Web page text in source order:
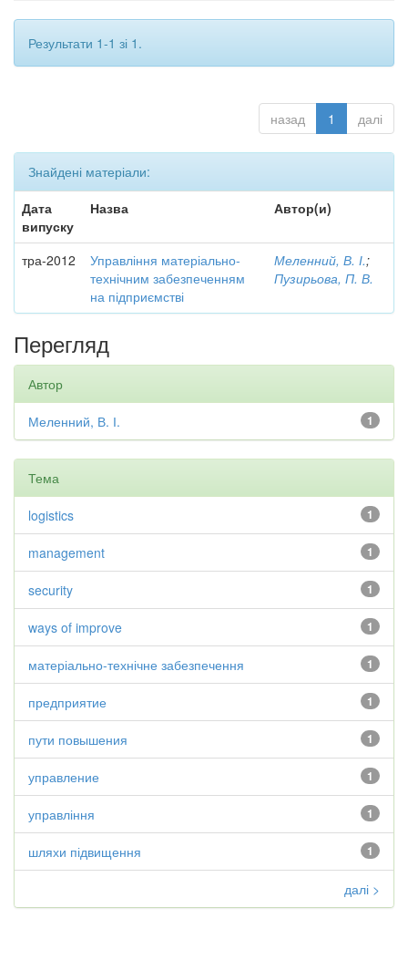
Результати 1-1 зі 1.
назад 1 далі
Знайдені матеріали:
Дата
випуску
Назва Автор(и)
тра-2012
Управління матеріально-
технічним забезпеченням
на підприємстві
Меленний, В. І.;
Пузирьова, П. В.
Перегляд
Автор
1
Меленний, В. І.
Тема
1
logistics
1
management
1
security
1
ways of improve
1
матеріально-технічне забезпечення
1
предприятие
1
пути повышения
1
управление
1
управління
1
шляхи підвищення
далі >